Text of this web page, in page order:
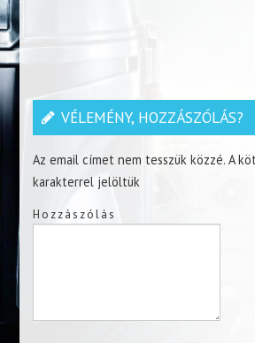
VÉLEMÉNY, HOZZÁSZÓLÁS?
Az email címet nem tesszük közzé. A
karakterrel jelöltük
Hozzászólás